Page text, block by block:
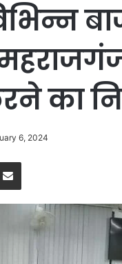
का
6, 2024
Share via Email